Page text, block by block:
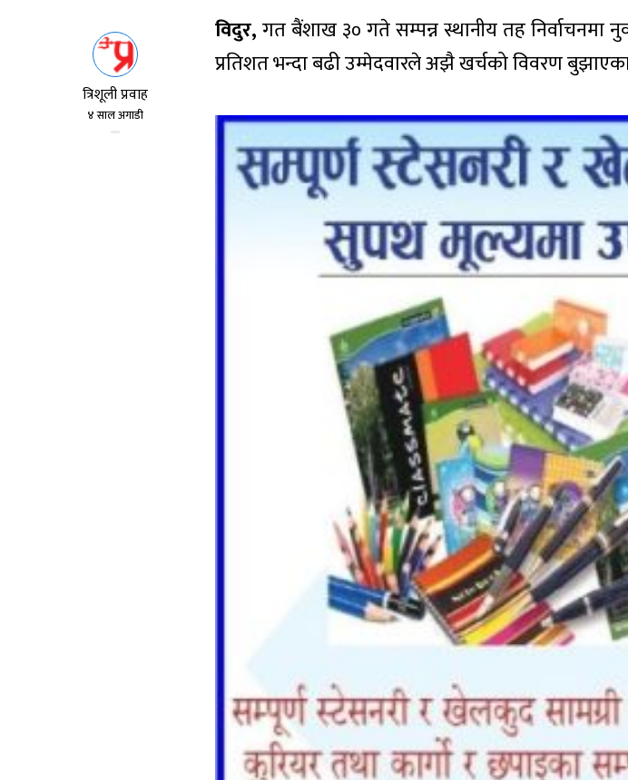
त्रिशूली प्रवाह
४ साल अगाडी
विदुर,गत बैंशाख ३० गते सम्पन्न स्थानीय तह निर्वाचनमा
प्रतिशत भन्दा बढी उम्मेदवारले अझै खर्चको विवरण